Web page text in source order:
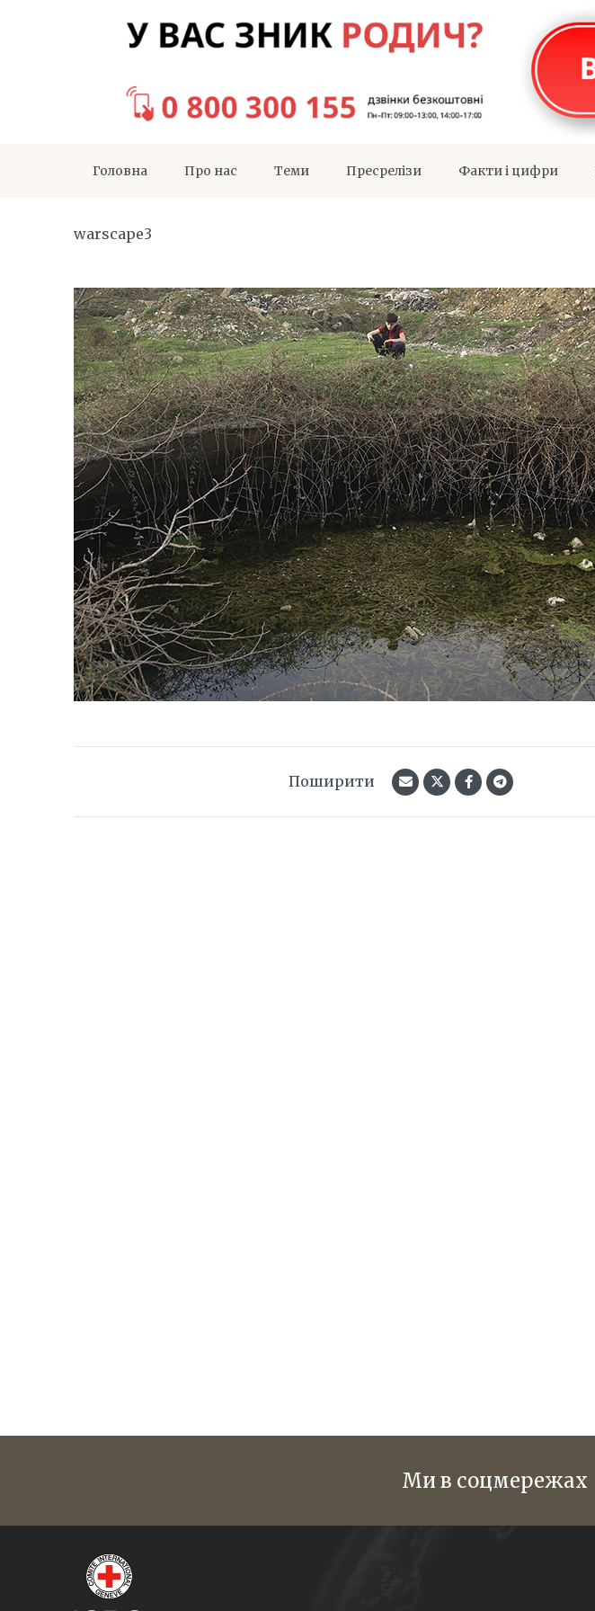
Головна Про нас Теми Пресрелізи Факти і цифри
warscape3
Поширити
Ми в соцмережах